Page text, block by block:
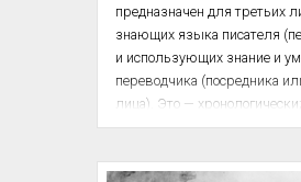
предназначен для третьих
знающих языка писателя
и использующих знание и
переводчика (посредника
лица). Это —
же читатель или слушатель
по важности — первое лицо: